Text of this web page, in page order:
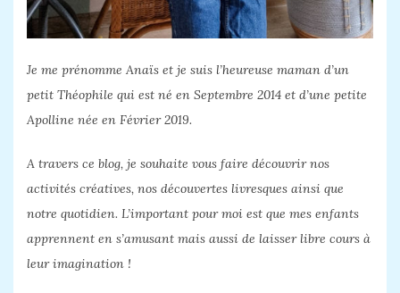
Je me prénomme Anaïs et je suis l’heureuse maman d’un
petit Théophile qui est né en Septembre 2014 et d’une petite
Apolline née en Février 2019.
A travers ce blog, je souhaite vous faire découvrir nos
activités créatives, nos découvertes livresques ainsi que
notre quotidien. L’important pour moi est que mes enfants
apprennent en s’amusant mais aussi de laisser libre cours à
leur imagination !